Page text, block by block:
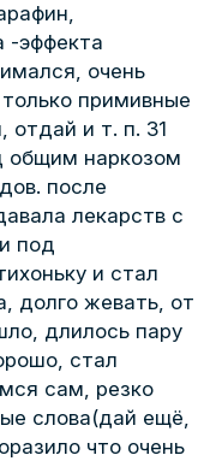
-эффекта
очень
примивные
отдай и т. п. 31
общим наркозом
после
лекарств с
под
и стал
долго жевать, от
длилось пару
стал
сам, резко
слова(дай ещё,
что очень